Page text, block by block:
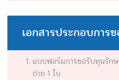
เอกสารประกอบการ
แบบฟอร์มการขอรับทุนรัก
ถ่าย 1 ใบ